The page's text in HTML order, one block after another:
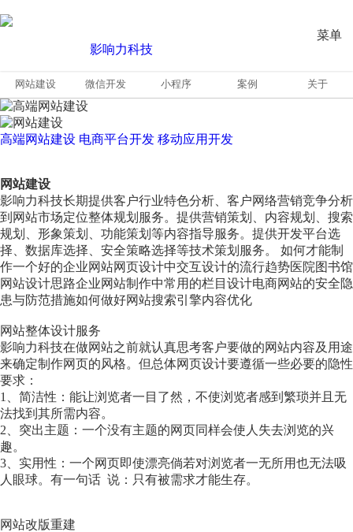
菜单
网站建设 微信开发 小程序 案例 关于
高端网站建设 电商平台开发 移动应用开发
网站建设
影响力科技长期提供客户行业特色分析、客户网络营销竞争分析
到网站市场定位整体规划服务。提供营销策划、内容规划、搜索
规划、形象策划、功能策划等内容指导服务。提供开发平台选
择、数据库选择、安全策略选择等技术策划服务。 如何才能制
作一个好的企业网站网页设计中交互设计的流行趋势医院图书馆
网站设计思路企业网站制作中常用的栏目设计电商网站的安全隐
患与防范措施如何做好网站搜索引擎内容优化
网站整体设计服务
影响力科技在做网站之前就认真思考客户要做的网站内容及用途
来确定制作网页的风格。但总体网页设计要遵循一些必要的隐性
要求：
1、简洁性：能让浏览者一目了然，不使浏览者感到繁琐并且无
法找到其所需内容。
2、突出主题：一个没有主题的网页同样会使人失去浏览的兴
趣。
3、实用性：一个网页即使漂亮倘若对浏览者一无所用也无法吸
人眼球。有一句话 说：只有被需求才能生存。
网站改版重建